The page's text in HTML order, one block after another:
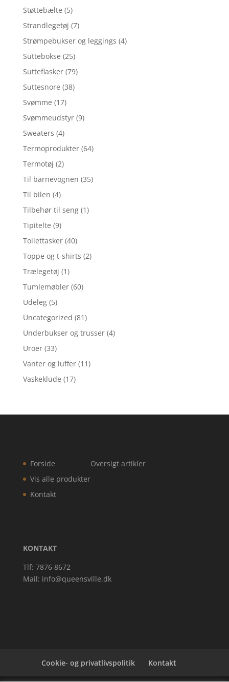
Støttebælte (5)
Strandlegetøj (7)
Strømpebukser og leggings (4)
Suttebokse (25)
Sutteflasker (79)
Suttesnore (38)
Svømme (17)
Svømmeudstyr (9)
Sweaters (4)
Termoprodukter (64)
Termotøj (2)
Til barnevognen (35)
Til bilen (4)
Tilbehør til seng (1)
Tipitelte (9)
Toilettasker (40)
Toppe og t-shirts (2)
Trælegetøj (1)
Tumlemøbler (60)
Udeleg (5)
Uncategorized (81)
Underbukser og trusser (4)
Uroer (33)
Vanter og luffer (11)
Vaskeklude (17)
Forside
Vis alle produkter
Kontakt
Oversigt artikler
KONTAKT
Tlf: 7876 8672
Mail: info@queensville.dk
Cookie- og privatlivspolitik Kontakt